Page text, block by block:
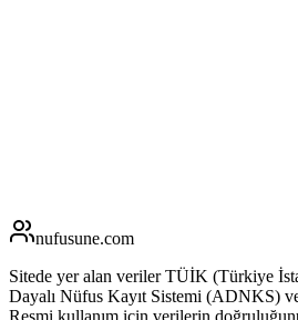
nufusune.com
Sitede yer alan veriler TÜİK (Türkiye
Dayalı Nüfus Kayıt Sistemi (ADNKS)
Resmi kullanım için verilerin